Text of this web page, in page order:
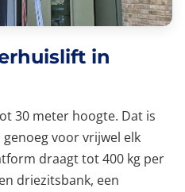
in
30 meter hoogte. Dat is
voor vrijwel elk
draagt tot 400 kg per
driezitsbank, een